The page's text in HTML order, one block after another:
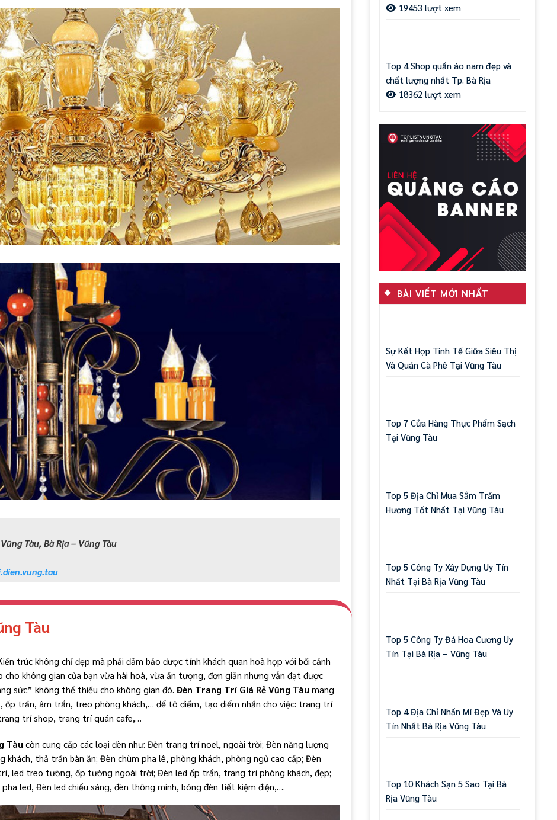
Tàu, Bà Rịa – Vũng Tàu
Tàu
trúc không chỉ đẹp mà phải đảm bảo được tính khách quan hoà hợp với bối cảnh
không gian của bạn vừa hài hoà, vừa ấn tượng, đơn giản nhưng vẫn đạt được
sức” không thể thiếu cho không gian đó. Đèn Trang Trí Giá Rẻ Vũng Tàu mang
ốp trần, âm trần, treo phòng khách,… để tô điểm, tạo điểm nhấn cho việc: trang trí
trí shop, trang trí quán cafe,…
Tàu còn cung cấp các loại đèn như: Đèn trang trí noel, ngoài trời; Đèn năng lượng
thả trần bàn ăn; Đèn chùm pha lê, phòng khách, phòng ngủ cao cấp; Đèn
led treo tường, ốp tường ngoài trời; Đèn led ốp trần, trang trí phòng khách, đẹp;
led, Đèn led chiếu sáng, đèn thông minh, bóng đèn tiết kiệm điện,….
19453 lượt xem
Top 4 Shop quần áo nam đẹp và
chất lượng nhất Tp. Bà Rịa
18362 lượt xem
BÀI VIẾT MỚI NHẤT
Sự Kết Hợp Tinh Tế Giữa Siêu Thị
Và Quán Cà Phê Tại Vũng Tàu
Top 7 Cửa Hàng Thực Phẩm Sạch
Tại Vũng Tàu
Top 5 Địa Chỉ Mua Sắm Trầm
Hương Tốt Nhất Tại Vũng Tàu
Top 5 Công Ty Xây Dựng Uy Tín
Nhất Tại Bà Rịa Vũng Tàu
Top 5 Công Ty Đá Hoa Cương Uy
Tín Tại Bà Rịa – Vũng Tàu
Top 4 Địa Chỉ Nhấn Mí Đẹp Và Uy
Tín Nhất Bà Rịa Vũng Tàu
Top 10 Khách Sạn 5 Sao Tại Bà
Rịa Vũng Tàu